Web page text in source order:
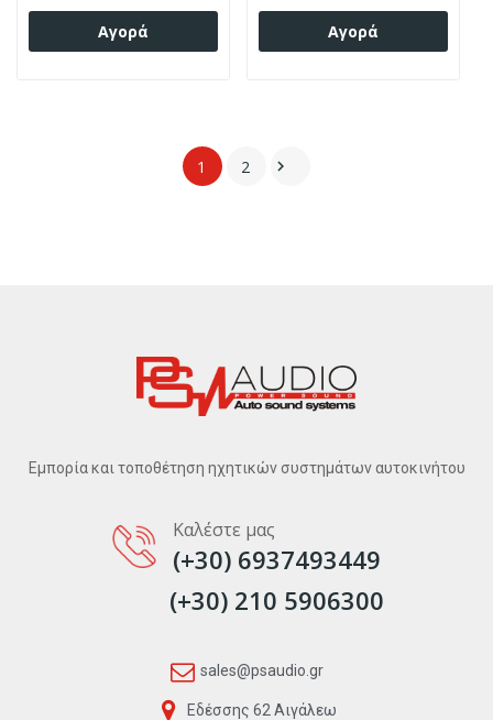
Αγορά Αγορά
1 2 
Εμπορία και τοποθέτηση ηχητικών συστημάτων αυτοκινήτου
Καλέστε μας
(+30) 6937493449
(+30) 210 5906300
sales@psaudio.gr
Εδέσσης 62 Αιγάλεω